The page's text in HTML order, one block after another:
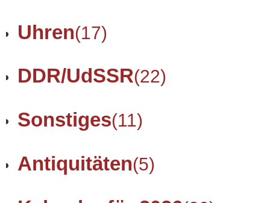
Uhren(17)
DDR/UdSSR(22)
Sonstiges(11)
Antiquitäten(5)